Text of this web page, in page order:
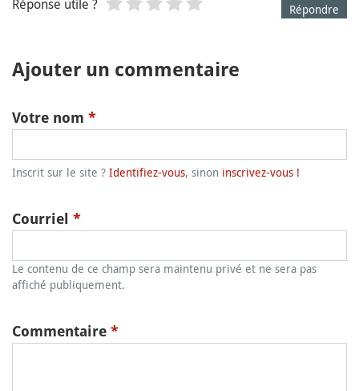
Répondre
Réponse utile ?
Ajouter un commentaire
Votre nom *
Inscrit sur le site ? Identifiez-vous, sinon inscrivez-vous !
Courriel *
Le contenu de ce champ sera maintenu privé et ne sera pas
affiché publiquement.
Commentaire *